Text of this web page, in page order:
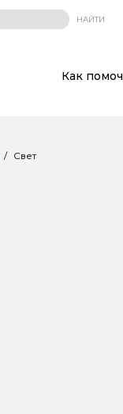
НАЙТИ
Как
Свет